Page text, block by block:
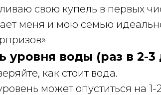
свою купель в первых
меня и мою семью
уровня воды (раз в 2-3
как стоит вода.
может опуститься на 1-